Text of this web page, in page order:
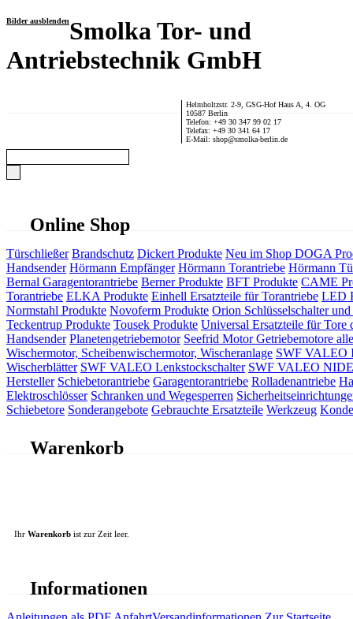
Bilder ausblendenSmolka Tor- und
Antriebstechnik GmbH
Helmholtzstr. 2-9, GSG-Hof Haus A, 4. OG
10587 Berlin
Telefon: +49 30 347 99 02 17
Telefax: +49 30 341 64 17
E-Mail: shop@smolka-berlin.de
Online Shop
Türschließer Brandschutz Dickert Produkte Neu im Shop DOGA
Handsender Hörmann Empfänger Hörmann Torantriebe Hörmann
Bernal Garagentorantriebe Berner Produkte BFT Produkte CAME
Torantriebe ELKA Produkte Einhell Ersatzteile für Torantriebe LED
Normstahl Produkte Novoferm Produkte Orion Schlüsselschalter und
Teckentrup Produkte Tousek Produkte Universal Ersatzteile für Tore
Handsender Planetengetriebemotor Seefrid Motor Getriebemotore
Wischermotor, Scheibenwischermotor, Wischeranlage SWF VALEO
Wischerblätter SWF VALEO Lenkstockschalter SWF VALEO
Hersteller Schiebetorantriebe Garagentorantriebe Rolladenantriebe
Elektroschlösser Schranken und Wegesperren
Schiebetore Sonderangebote Gebrauchte Ersatzteile Werkzeug
Warenkorb
Ihr Warenkorb ist zur Zeit leer.
Informationen